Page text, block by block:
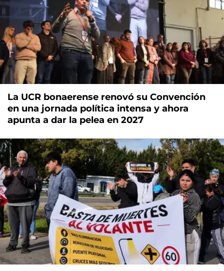
La UCR bonaerense renovó su Convención
en una jornada política intensa y ahora
apunta a dar la pelea en 2027